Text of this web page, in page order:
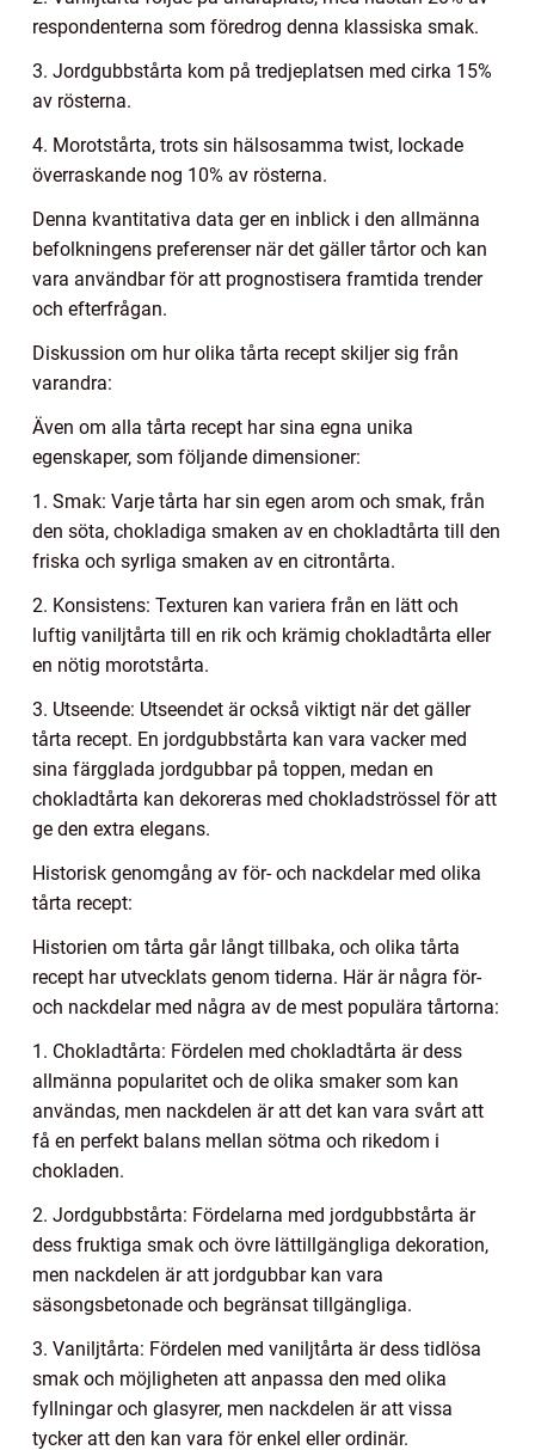
respondenterna som föredrog denna klassiska smak.
3. Jordgubbstårta kom på tredjeplatsen med cirka 15%
av rösterna.
4. Morotstårta, trots sin hälsosamma twist, lockade
överraskande nog 10% av rösterna.
Denna kvantitativa data ger en inblick i den allmänna
befolkningens preferenser när det gäller tårtor och kan
vara användbar för att prognostisera framtida trender
och efterfrågan.
Diskussion om hur olika tårta recept skiljer sig från
varandra:
Även om alla tårta recept har sina egna unika
egenskaper, som följande dimensioner:
1. Smak: Varje tårta har sin egen arom och smak, från
den söta, chokladiga smaken av en chokladtårta till den
friska och syrliga smaken av en citrontårta.
2. Konsistens: Texturen kan variera från en lätt och
luftig vaniljtårta till en rik och krämig chokladtårta eller
en nötig morotstårta.
3. Utseende: Utseendet är också viktigt när det gäller
tårta recept. En jordgubbstårta kan vara vacker med
sina färgglada jordgubbar på toppen, medan en
chokladtårta kan dekoreras med chokladströssel för att
ge den extra elegans.
Historisk genomgång av för- och nackdelar med olika
tårta recept:
Historien om tårta går långt tillbaka, och olika tårta
recept har utvecklats genom tiderna. Här är några för-
och nackdelar med några av de mest populära tårtorna:
1. Chokladtårta: Fördelen med chokladtårta är dess
allmänna popularitet och de olika smaker som kan
användas, men nackdelen är att det kan vara svårt att
få en perfekt balans mellan sötma och rikedom i
chokladen.
2. Jordgubbstårta: Fördelarna med jordgubbstårta är
dess fruktiga smak och övre lättillgängliga dekoration,
men nackdelen är att jordgubbar kan vara
säsongsbetonade och begränsat tillgängliga.
3. Vaniljtårta: Fördelen med vaniljtårta är dess tidlösa
smak och möjligheten att anpassa den med olika
fyllningar och glasyrer, men nackdelen är att vissa
tycker att den kan vara för enkel eller ordinär.